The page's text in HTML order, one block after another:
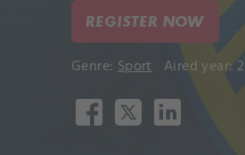
REGISTER NOW
Genre: Sport Aired year: